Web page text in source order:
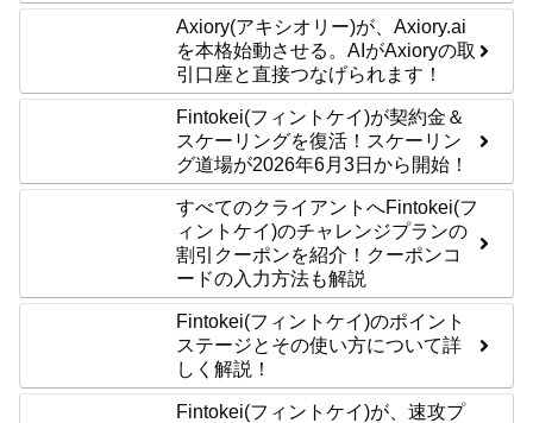
Axiory(アキシオリー)が、Axiory.ai
を本格始動させる。AIがAxioryの取
引口座と直接つなげられます！
Fintokei(フィントケイ)が契約金＆
スケーリングを復活！スケーリン
グ道場が2026年6月3日から開始！
すべてのクライアントへFintokei(フ
ィントケイ)のチャレンジプランの
割引クーポンを紹介！クーポンコ
ードの入力方法も解説
Fintokei(フィントケイ)のポイント
ステージとその使い方について詳
しく解説！
Fintokei(フィントケイ)が、速攻プ